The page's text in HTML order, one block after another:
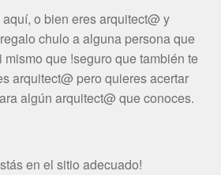
o bien eres arquitect@ y
chulo a alguna persona que
que !seguro que también te
arquitect@ pero quieres acertar
algún arquitect@ que conoces.
en el sitio adecuado!